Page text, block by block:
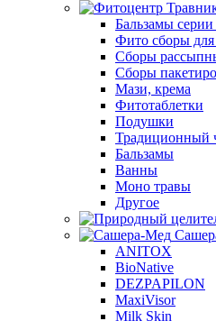
Бальзамы
Фито сборы для
Сборы
Сборы
Мази, крема
Фитотаблетки
Подушки
Традиционный
Бальзамы
Ванны
Моно травы
Другое
ANITOX
BioNative
DEZPAPILON
MaxiVisor
Milk Skin